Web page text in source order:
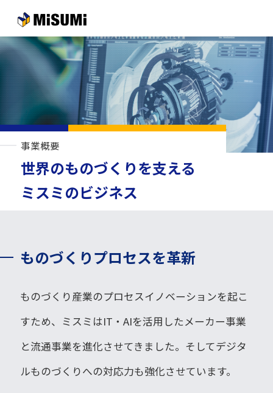
メインコンテンツへスキップする
事業概要
世界のものづくりを支える
ミスミのビジネス
ものづくりプロセスを革新
ものづくり産業のプロセスイノベーションを起こ
すため、ミスミはIT・AIを活用したメーカー事業
と流通事業を進化させてきました。そしてデジタ
ルものづくりへの対応力も強化させています。